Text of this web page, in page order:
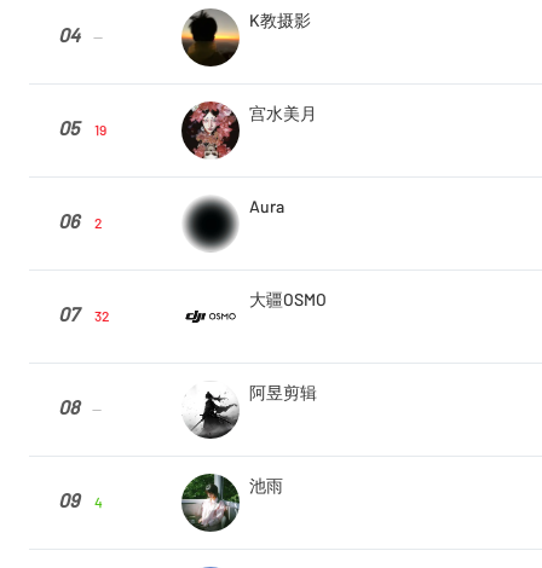
04 --
K教摄影
05 19
宫水美月
06 2
Aura
07 32
大疆OSMO
08 --
阿昱剪辑
09 4
池雨